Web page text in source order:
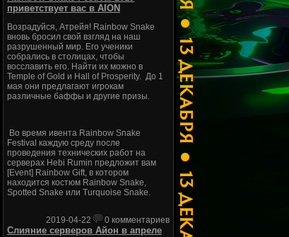
приветствует вас в AION
Возрадуйся, Атрейя! Rainbow Snake
вновь бросил свой взгляд на наш
разрушенный мир. Его ученики
собрались в столицах, чтобы
восславить его. Найти их можно в
Temple of Gold и Hall of Prosperity. До 1
мая они предлагают игрокам
различные баффы и другие призы.
Во время ивента Rainbow Snake
Festival каждую среду после
проведения технических работ на
серверах Hebi Rumin предложит вам
[Event] Rainbow Gift, в котором
находится костюм Rainbow Snake,
Spotted Snake или Turquoise Snake.
2019-04-22 0 комментариев
Слияние серверов Айон в апреле